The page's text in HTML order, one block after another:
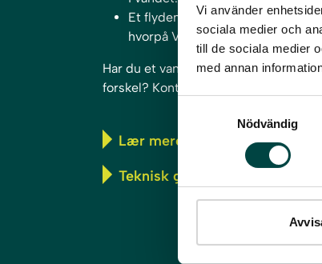
Vi använder
sociala medier och
till de sociala medier
med annan
Nödvändig
Et flydende vådområde består
hvorpå VegTech Strandmåtte
Har du et vandprojekt, hvor et
forskel? Kontakt os gerne – vi ser
Lær mere om vandrensning
Teknisk guide